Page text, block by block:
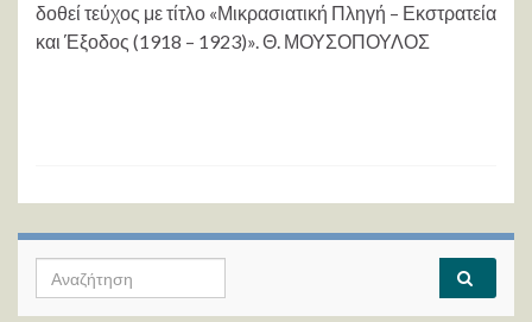
δοθεί τεύχος με τίτλο «Μικρασιατική Πληγή – Εκστρατεία
και Έξοδος (1918 – 1923)». Θ. ΜΟΥΣΟΠΟΥΛΟΣ
Search for: